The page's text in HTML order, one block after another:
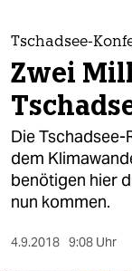
themen
politik
öko
gesellschaft
kultur
sport
Tschadsee-
Zwei
Die
dem
benötigen hier
nun kommen.
4.9.2018 9:08 Uhr